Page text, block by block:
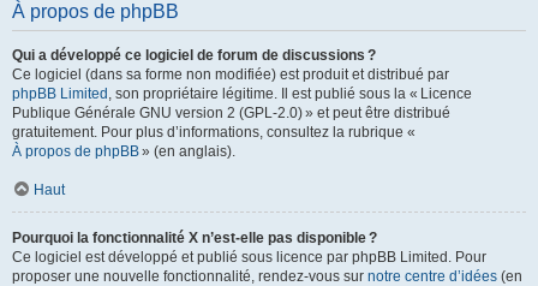
À propos de phpBB
Qui a développé ce logiciel de forum de discussions ?
Ce logiciel (dans sa forme non modifiée) est produit et distribué par
phpBB Limited , son propriétaire légitime. Il est publié sous la « Licence
Publique Générale GNU version 2 (GPL-2.0) » et peut être distribué
gratuitement. Pour plus d’informations, consultez la rubrique «
À propos de phpBB» (en anglais).
Haut
Pourquoi la fonctionnalité X n’est-elle pas disponible ?
Ce logiciel est développé et publié sous licence par phpBB Limited. Pour
proposer une nouvelle fonctionnalité, rendez-vous sur notre centre d’idées (en